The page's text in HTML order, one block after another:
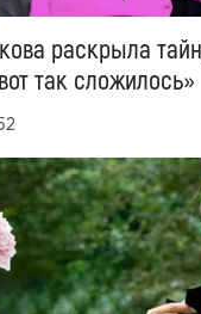
раскрыла
так сложилось»